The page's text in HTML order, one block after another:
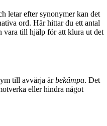
letar efter synonymer kan det
ord. Här hittar du ett antal
vara till hjälp för att klura ut det
till avvärja ärbekämpa. Det
eller hindra något